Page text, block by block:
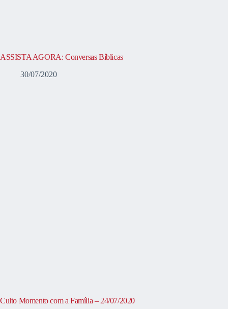
ASSISTA AGORA: Conversas Bíblicas
30/07/2020
Culto Momento com a Família – 24/07/2020